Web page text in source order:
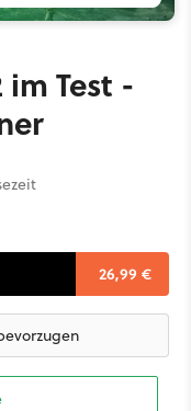
Test -
26,99 €